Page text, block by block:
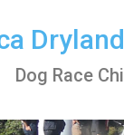
Dog Race